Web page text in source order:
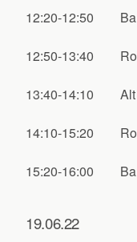
12:20-12:50 Ba
12:50-13:40 Ro
13:40-14:10 Alt
14:10-15:20 Ro
15:20-16:00 Ba
19.06.22